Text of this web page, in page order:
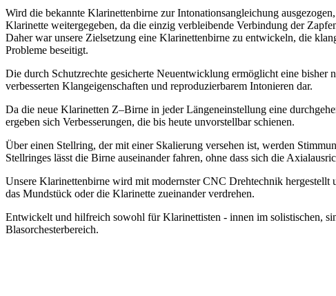
Wird die bekannte Klarinettenbirne zur Intonationsangleichung
Klarinette weitergegeben, da die einzig verbleibende Verbindung der
Daher war unsere Zielsetzung eine Klarinettenbirne zu entwickeln, die
Probleme beseitigt.
Die durch Schutzrechte gesicherte Neuentwicklung ermöglicht eine
verbesserten Klangeigenschaften und reproduzierbarem Intonieren dar.
Da die neue Klarinetten Z–Birne in jeder Längeneinstellung eine
ergeben sich Verbesserungen, die bis heute unvorstellbar schienen.
Über einen Stellring, der mit einer Skalierung versehen ist, werden
Stellringes lässt die Birne auseinander fahren, ohne dass sich die
Unsere Klarinettenbirne wird mit modernster CNC Drehtechnik hergestellt
das Mundstück oder die Klarinette zueinander verdrehen.
Entwickelt und hilfreich sowohl für Klarinettisten - innen im solistischen,
Blasorchesterbereich.